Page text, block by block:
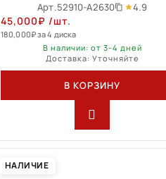
Арт.52910-A2630 4.9
45,000₽ /шт.
180,000₽за 4 диска
В наличии: от 3-4 дней
Доставка: Уточняйте
В КОРЗИНУ
НАЛИЧИЕ